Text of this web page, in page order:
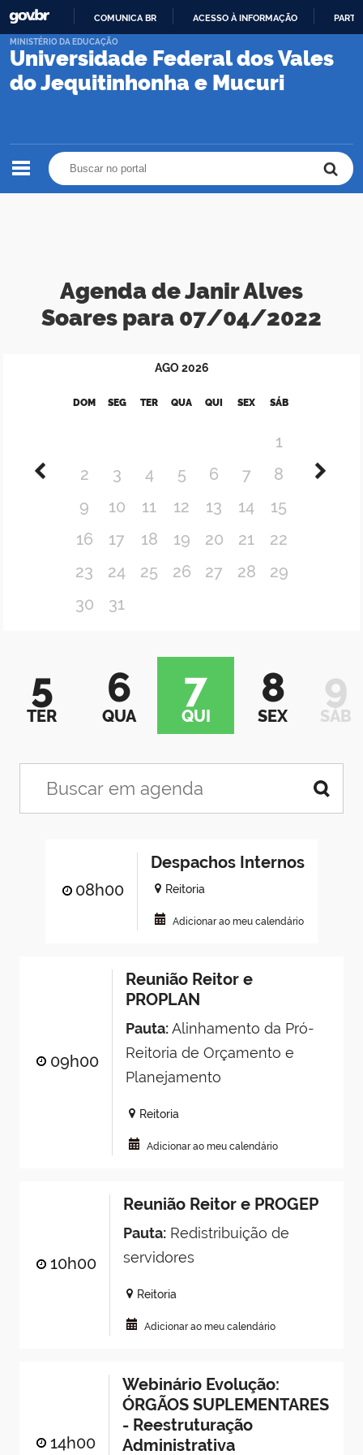
PARA
CONTEÚDO
COMUNICA BR ACESSO À INFORMAÇÃO
Universidade Federal dos Vales
do Jequitinhonha e Mucuri
MINISTÉRIO DA EDUCAÇÃO
Agenda de Janir Alves
Soares para 07/04/2022
AGO 2026
DOM SEG TER QUA QUI SEX SÁB
1
2
3 4 5 6 7
8
9
10 11 12 13 14
15
16
17 18 19 20 21
22
23
24 25 26 27 28
29
30
31
5
TER
6
QUA
7
QUI
8
SEX
9
SÁB
08h00
Despachos Internos
Reitoria
Adicionar ao meu calendário
09h00
Reunião Reitor e
PROPLAN
Pauta:Alinhamento da Pró-
Reitoria de Orçamento e
Planejamento
Reitoria
Adicionar ao meu calendário
10h00
Reunião Reitor e PROGEP
Pauta:Redistribuição de
servidores
Reitoria
Adicionar ao meu calendário
14h00
Webinário Evolução:
ÓRGÃOS SUPLEMENTARES
- Reestruturação
Administrativa